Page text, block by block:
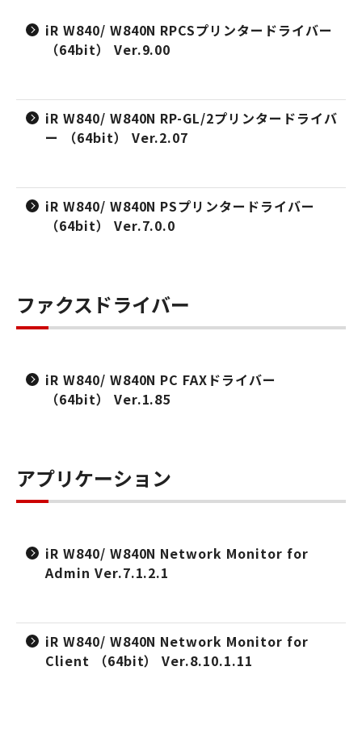
iR W840/ W840N RPCSプリンタードライバー
（64bit） Ver.9.00
iR W840/ W840N RP-GL/2プリンタードライバ
ー （64bit） Ver.2.07
iR W840/ W840N PSプリンタードライバー
（64bit） Ver.7.0.0
ファクスドライバー
iR W840/ W840N PC FAXドライバー
（64bit） Ver.1.85
アプリケーション
iR W840/ W840N Network Monitor for
Admin Ver.7.1.2.1
iR W840/ W840N Network Monitor for
Client （64bit） Ver.8.10.1.11